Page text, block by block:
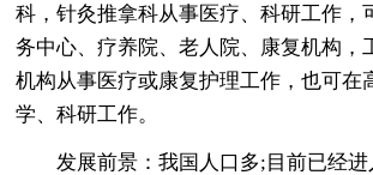
科，针灸推拿科从事医疗、科研工作，
务中心、疗养院、老人院、康复机构，
机构从事医疗或康复护理工作，也可在
学、科研工作。
发展前景：我国人口多;目前已经进